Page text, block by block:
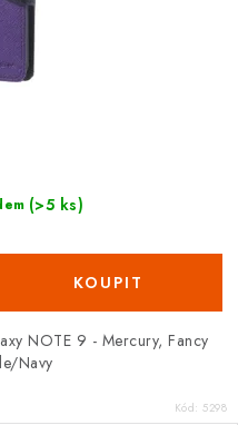
(>5 ks)
NOTE 9 - Mercury, Fancy
Navy
Kód: 5298